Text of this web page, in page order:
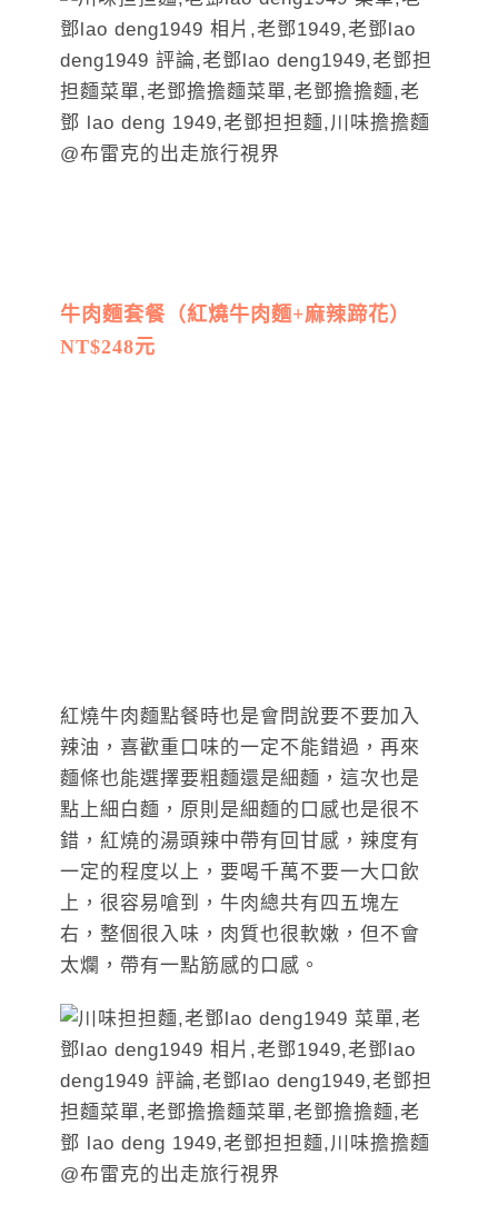
牛肉麵套餐（紅燒牛肉麵+麻辣蹄花）
NT$248元
紅燒牛肉麵點餐時也是會問說要不要加入
辣油，喜歡重口味的一定不能錯過，再來
麵條也能選擇要粗麵還是細麵，這次也是
點上細白麵，原則是細麵的口感也是很不
錯，紅燒的湯頭辣中帶有回甘感，辣度有
一定的程度以上，要喝千萬不要一大口飲
上，很容易嗆到，牛肉總共有四五塊左
右，整個很入味，肉質也很軟嫩，但不會
太爛，帶有一點筋感的口感。